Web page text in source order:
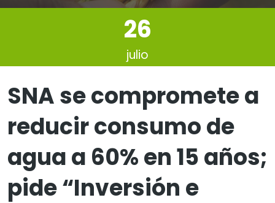
26
julio
SNA se compromete a
reducir consumo de
agua a 60% en 15 años;
pide “Inversión e